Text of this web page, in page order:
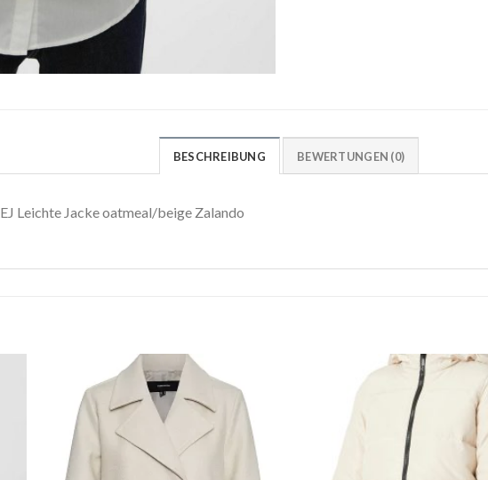
BESCHREIBUNG BEWERTUNGEN (0)
Leichte Jacke oatmeal/beige Zalando